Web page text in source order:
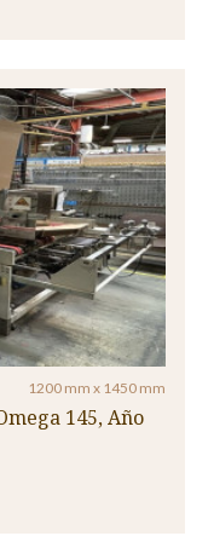
1200 mm x 1450 mm
145, Año